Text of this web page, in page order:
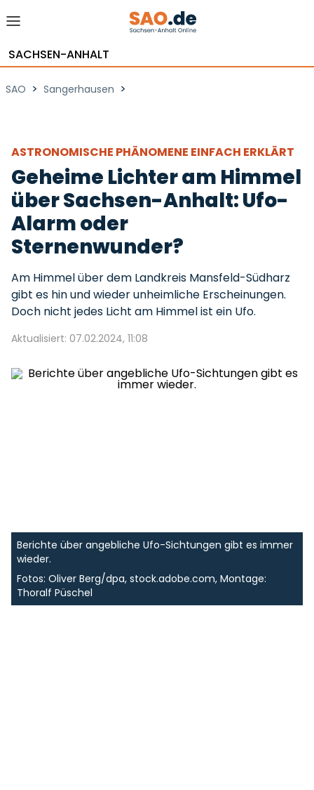
SACHSEN-ANHALT
SAO > Sangerhausen >
ASTRONOMISCHE PHÄNOMENE EINFACH ERKLÄRT
Geheime Lichter am Himmel
über Sachsen-Anhalt: Ufo-
Alarm oder
Sternenwunder?
Am Himmel über dem Landkreis Mansfeld-Südharz
gibt es hin und wieder unheimliche Erscheinungen.
Doch nicht jedes Licht am Himmel ist ein Ufo.
Aktualisiert: 07.02.2024, 11:08
Berichte über angebliche Ufo-Sichtungen gibt es immer
wieder.
Fotos: Oliver Berg/dpa, stock.adobe.com, Montage:
Thoralf Püschel